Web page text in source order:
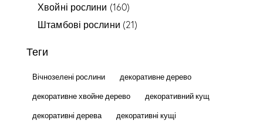
Хвойні рослини (160)
Штамбові рослини (21)
Теги
Вічнозелені рослини
декоративне дерево
декоративне хвойне дерево
декоративний кущ
декоративні дерева
декоративні кущі